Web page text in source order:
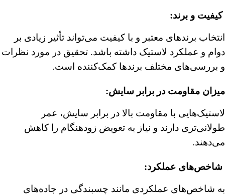
︎کیفیت و برند:
انتخاب برندهای معتبر و با کیفیت می‌تواند تأثیر زیادی بر
دوام و عملکرد لاستیک داشته باشد. تحقیق در مورد نظرات
و بررسی‌های مختلف برندها کمک‌کننده است.
میزان مقاومت در برابر سایش:
لاستیک‌هایی با مقاومت بالا در برابر سایش، عمر
طولانی‌تری دارند و نیاز به تعویض زودهنگام را کاهش
می‌دهند.
شاخص‌های عملکرد:
به شاخص‌های عملکردی مانند چسبندگی در جاده‌های